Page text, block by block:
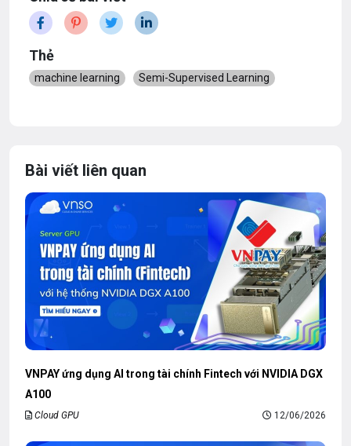
Thẻ
machine learning Semi-Supervised Learning
Bài viết liên quan
VNPAY ứng dụng AI trong tài chính Fintech với NVIDIA DGX
A100
Cloud GPU 12/06/2026